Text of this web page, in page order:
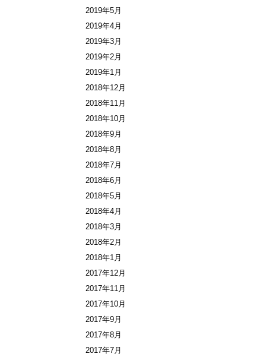
2019年5月
2019年4月
2019年3月
2019年2月
2019年1月
2018年12月
2018年11月
2018年10月
2018年9月
2018年8月
2018年7月
2018年6月
2018年5月
2018年4月
2018年3月
2018年2月
2018年1月
2017年12月
2017年11月
2017年10月
2017年9月
2017年8月
2017年7月